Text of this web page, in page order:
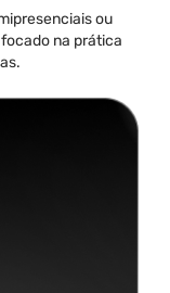
ou
na prática